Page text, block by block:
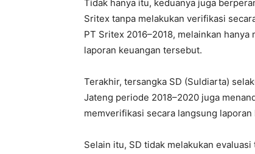
Tidak hanya itu, keduanya juga
Sritex tanpa melakukan verifikasi
PT Sritex 2016–2018, melainkan
laporan keuangan tersebut.
Terakhir, tersangka SD (Suldiarta)
Jateng periode 2018–2020 juga
memverifikasi secara langsung
Selain itu, SD tidak melakukan